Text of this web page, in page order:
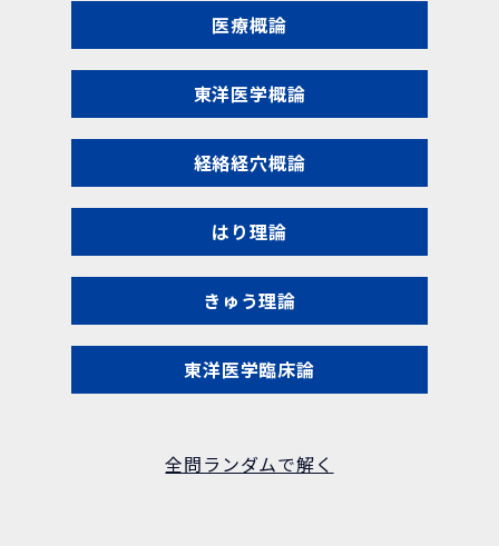
医療概論
東洋医学概論
経絡経穴概論
はり理論
きゅう理論
東洋医学臨床論
全問ランダムで解く